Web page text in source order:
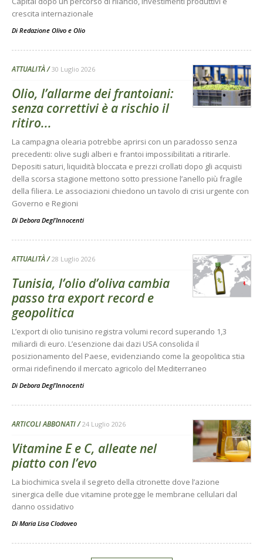
crescita internazionale
Di Redazione Olivo e Olio
ATTUALITÀ 30 Luglio 2026
Olio, l’allarme dei frantoiani:
senza correttivi è a rischio il
ritiro...
La campagna olearia potrebbe aprirsi con un paradosso senza
precedenti: olive sugli alberi e frantoi impossibilitati a ritirarle.
Depositi saturi, liquidità bloccata e prezzi crollati dopo gli acquisti
della scorsa stagione mettono sotto pressione l’anello più fragile
della filiera. Le associazioni chiedono un tavolo di crisi urgente con
Governo e Regioni
Di Debora Degl’Innocenti
ATTUALITÀ 28 Luglio 2026
Tunisia, l’olio d’oliva cambia
passo tra export record e
geopolitica
L’export di olio tunisino registra volumi record superando 1,3
miliardi di euro. L’esenzione dai dazi USA consolida il
posizionamento del Paese, evidenziando come la geopolitica stia
ormai ridefinendo il mercato agricolo del Mediterraneo
Di Debora Degl’Innocenti
ARTICOLI ABBONATI 24 Luglio 2026
Vitamine E e C, alleate nel
piatto con l’evo
La biochimica svela il segreto della citronette dove l’azione
sinergica delle due vitamine protegge le membrane cellulari dal
danno ossidativo
Di Maria Lisa Clodoveo